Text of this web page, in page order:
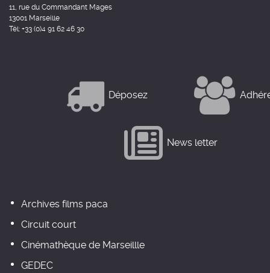
11, rue du Commandant Mages
13001 Marseille
Tél: +33 (0)4 91 62 46 30
Déposez
News letter
Archives films paca
Circuit court
Cinémathèque de Marseillle
GEDEC